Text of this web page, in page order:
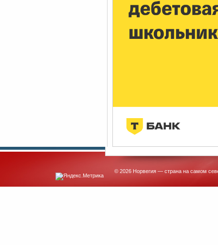
© 2026 Норвегия — страна на самом